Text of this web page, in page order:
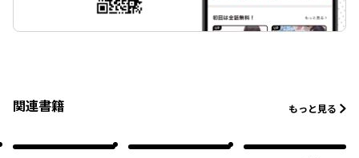
関連書籍 もっと見る